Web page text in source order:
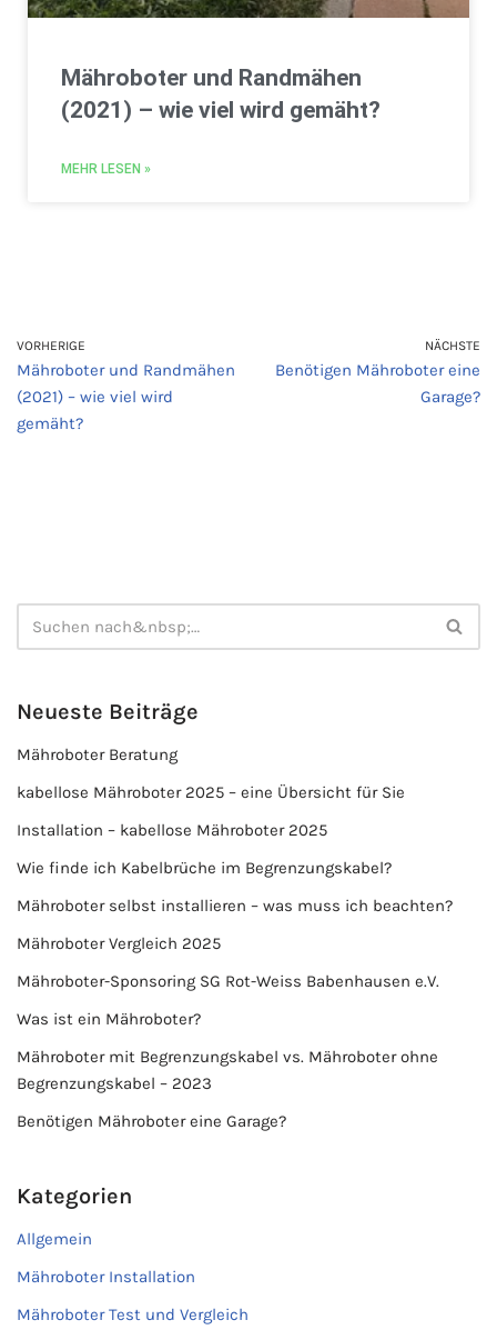
Mähroboter und Randmähen
(2021) – wie viel wird gemäht?
MEHR LESEN »
VORHERIGE
Mähroboter und Randmähen
(2021) – wie viel wird
gemäht?
NÄCHSTE
Benötigen Mähroboter eine
Garage?
Neueste Beiträge
Mähroboter Beratung
kabellose Mähroboter 2025 – eine Übersicht für Sie
Installation – kabellose Mähroboter 2025
Wie finde ich Kabelbrüche im Begrenzungskabel?
Mähroboter selbst installieren – was muss ich beachten?
Mähroboter Vergleich 2025
Mähroboter-Sponsoring SG Rot-Weiss Babenhausen e.V.
Was ist ein Mähroboter?
Mähroboter mit Begrenzungskabel vs. Mähroboter ohne
Begrenzungskabel – 2023
Benötigen Mähroboter eine Garage?
Kategorien
Allgemein
Mähroboter Installation
Mähroboter Test und Vergleich